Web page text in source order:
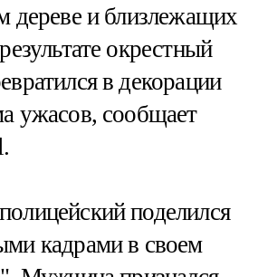
дереве и близлежащих
окрестный
в декорации
ужасов, сообщает
поделился
кадрами в своем